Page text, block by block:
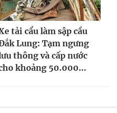
tải cẩu làm sập cầu
Lung: Tạm ngưng
thông và cấp nước
khoảng 50.000...